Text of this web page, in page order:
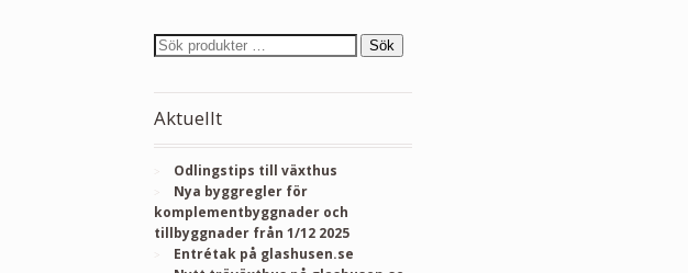
Sök
Aktuellt
Odlingstips till växthus
Nya byggregler för
komplementbyggnader och
tillbyggnader från 1/12 2025
Entrétak på glashusen.se